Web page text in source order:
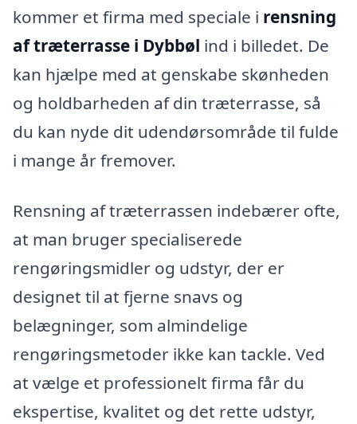
kommer et firma med speciale i rensning
af træterrasse i Dybbøl ind i billedet. De
kan hjælpe med at genskabe skønheden
og holdbarheden af din træterrasse, så
du kan nyde dit udendørsområde til fulde
i mange år fremover.
Rensning af træterrassen indebærer ofte,
at man bruger specialiserede
rengøringsmidler og udstyr, der er
designet til at fjerne snavs og
belægninger, som almindelige
rengøringsmetoder ikke kan tackle. Ved
at vælge et professionelt firma får du
ekspertise, kvalitet og det rette udstyr,